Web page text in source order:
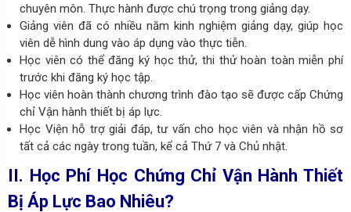
chuyên môn. Thực hành được chú trọng trong giảng dạy.
Giảng viên đã có nhiều năm kinh nghiệm giảng dạy, giúp học
viên dễ hình dung vào áp dụng vào thực tiễn.
Học viên có thể đăng ký học thử, thi thử hoàn toàn miễn phí
trước khi đăng ký học tập.
Học viên hoàn thành chương trình đào tạo sẽ được cấp Chứng
chỉ Vận hành thiết bị áp lực.
Học Viện hỗ trợ giải đáp, tư vấn cho học viên và nhận hồ sơ
tất cả các ngày trong tuần, kể cả Thứ 7 và Chủ nhật.
II. Học Phí Học Chứng Chỉ Vận Hành Thiết
Bị Áp Lực Bao Nhiêu?